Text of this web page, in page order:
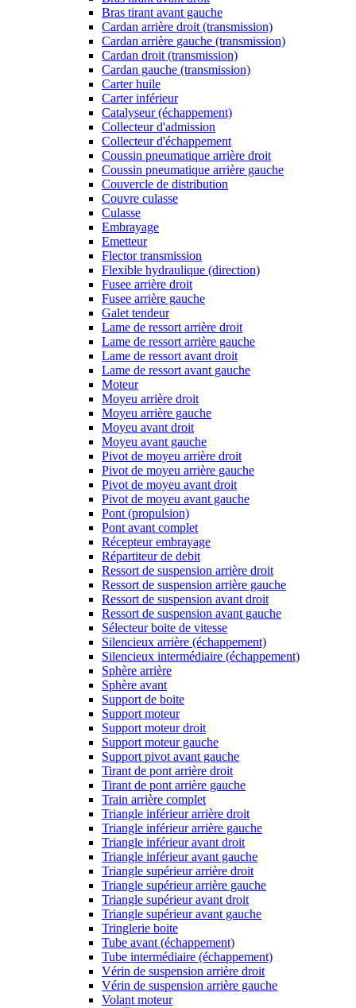
Bras tirant avant gauche
Cardan arrière droit (transmission)
Cardan arrière gauche (transmission)
Cardan droit (transmission)
Cardan gauche (transmission)
Carter huile
Carter inférieur
Catalyseur (échappement)
Collecteur d'admission
Collecteur d'échappement
Coussin pneumatique arrière droit
Coussin pneumatique arrière gauche
Couvercle de distribution
Couvre culasse
Culasse
Embrayage
Emetteur
Flector transmission
Flexible hydraulique (direction)
Fusee arrière droit
Fusee arrière gauche
Galet tendeur
Lame de ressort arrière droit
Lame de ressort arrière gauche
Lame de ressort avant droit
Lame de ressort avant gauche
Moteur
Moyeu arrière droit
Moyeu arrière gauche
Moyeu avant droit
Moyeu avant gauche
Pivot de moyeu arrière droit
Pivot de moyeu arrière gauche
Pivot de moyeu avant droit
Pivot de moyeu avant gauche
Pont (propulsion)
Pont avant complet
Récepteur embrayage
Répartiteur de debit
Ressort de suspension arrière droit
Ressort de suspension arrière gauche
Ressort de suspension avant droit
Ressort de suspension avant gauche
Sélecteur boite de vitesse
Silencieux arrière (échappement)
Silencieux intermédiaire (échappement)
Sphère arrière
Sphère avant
Support de boite
Support moteur
Support moteur droit
Support moteur gauche
Support pivot avant gauche
Tirant de pont arrière droit
Tirant de pont arrière gauche
Train arrière complet
Triangle inférieur arrière droit
Triangle inférieur arrière gauche
Triangle inférieur avant droit
Triangle inférieur avant gauche
Triangle supérieur arrière droit
Triangle supérieur arrière gauche
Triangle supérieur avant droit
Triangle supérieur avant gauche
Tringlerie boite
Tube avant (échappement)
Tube intermédiaire (échappement)
Vérin de suspension arrière droit
Vérin de suspension arrière gauche
Volant moteur